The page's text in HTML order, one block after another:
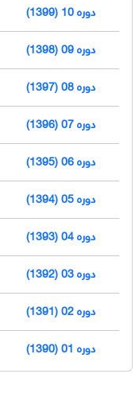
دوره 10 (1399)
دوره 09 (1398)
دوره 08 (1397)
دوره 07 (1396)
دوره 06 (1395)
دوره 05 (1394)
دوره 04 (1393)
دوره 03 (1392)
دوره 02 (1391)
دوره 01 (1390)